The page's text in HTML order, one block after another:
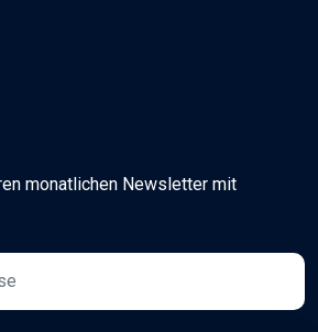
monatlichen Newsletter mit